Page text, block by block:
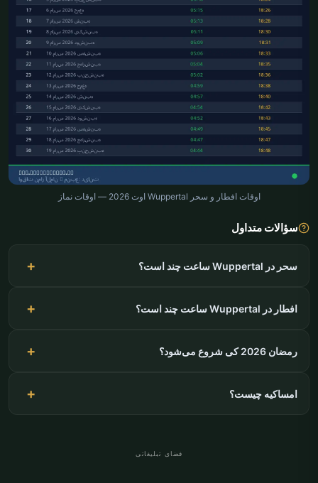
اوقات افطار و سحر Wuppertal اوت 2026 — اوقات نماز
سؤالات متداول
سحر در Wuppertal ساعت چند است؟
افطار در Wuppertal ساعت چند است؟
رمضان 2026 کی شروع می‌شود؟
امساکیه چیست؟
فضای تبلیغاتی